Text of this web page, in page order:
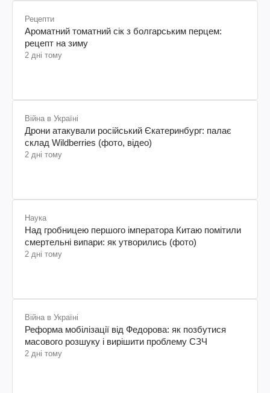
Рецепти
Ароматний томатний сік з болгарським перцем:
рецепт на зиму
2 дні тому
Війна в Україні
Дрони атакували російський Єкатеринбург: палає
склад Wildberries (фото, відео)
2 дні тому
Наука
Над гробницею першого імператора Китаю помітили
смертельні випари: як утворились (фото)
2 дні тому
Війна в Україні
Реформа мобілізації від Федорова: як позбутися
масового розшуку і вирішити проблему СЗЧ
2 дні тому